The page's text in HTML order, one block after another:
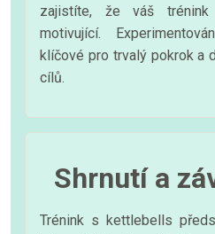
zajistíte, že váš
motivující.
klíčové pro trvalý pokrok a
cílů.
Shrnutí a
Trénink s kettlebells